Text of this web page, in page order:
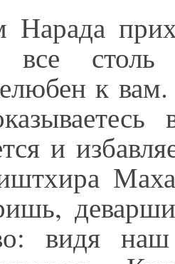
Нарада
столь
к
и
видя